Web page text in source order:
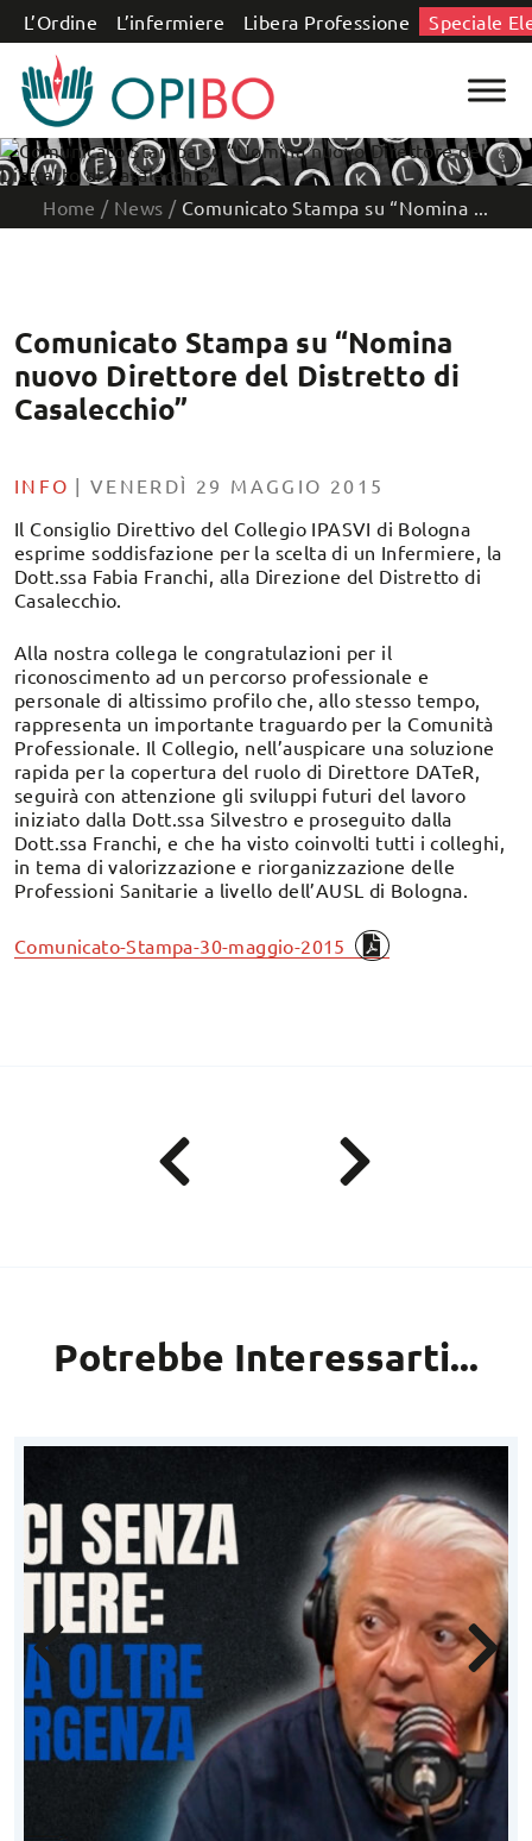
Salta al contenuto
L’Ordine L’infermiere Libera Professione Speciale
Home / News / Comunicato Stampa su “Nomina ...
Comunicato Stampa su “Nomina
nuovo Direttore del Distretto di
Casalecchio”
INFO | VENERDÌ 29 MAGGIO 2015
Il Consiglio Direttivo del Collegio IPASVI di Bologna
esprime soddisfazione per la scelta di un Infermiere, la
Dott.ssa Fabia Franchi, alla Direzione del Distretto di
Casalecchio.
Alla nostra collega le congratulazioni per il
riconoscimento ad un percorso professionale e
personale di altissimo profilo che, allo stesso tempo,
rappresenta un importante traguardo per la Comunità
Professionale. Il Collegio, nell’auspicare una soluzione
rapida per la copertura del ruolo di Direttore DATeR,
seguirà con attenzione gli sviluppi futuri del lavoro
iniziato dalla Dott.ssa Silvestro e proseguito dalla
Dott.ssa Franchi,e che ha visto coinvolti tutti i colleghi,
in tema di valorizzazione e riorganizzazione delle
Professioni Sanitarie a livello dell’AUSL di Bologna.
Comunicato-Stampa-30-maggio-2015
Potrebbe Interessarti...